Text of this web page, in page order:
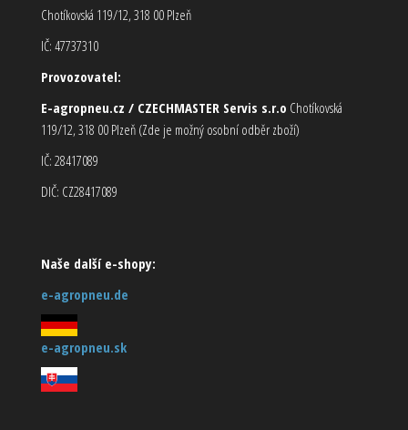
Chotíkovská 119/12, 318 00 Plzeň
IČ: 47737310
Provozovatel:
E-agropneu.cz / CZECHMASTER Servis s.r.o Chotíkovská
119/12, 318 00 Plzeň (Zde je možný osobní odběr zboží)
IČ: 28417089
DIČ: CZ28417089
Naše další e-shopy:
e-agropneu.de
e-agropneu.sk